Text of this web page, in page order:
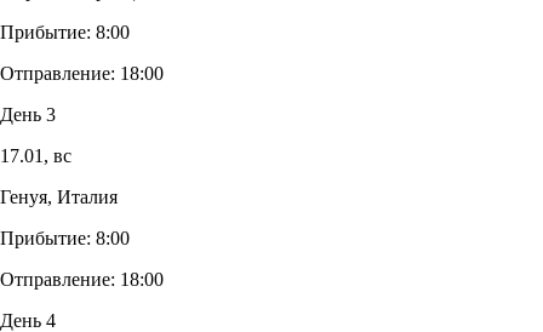
Прибытие: 8:00
Отправление: 18:00
День 3
17.01, вс
Генуя, Италия
Прибытие: 8:00
Отправление: 18:00
День 4